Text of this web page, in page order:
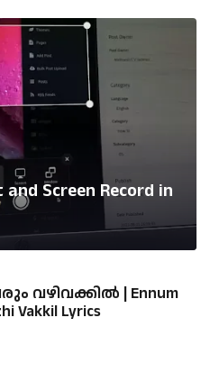
Screen Record in
വഴിവക്കിൽ | Ennum
Vakkil Lyrics